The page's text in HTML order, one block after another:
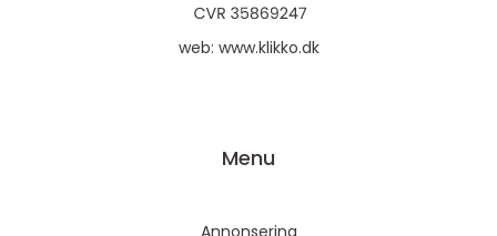
web: www.klikko.dk
Menu